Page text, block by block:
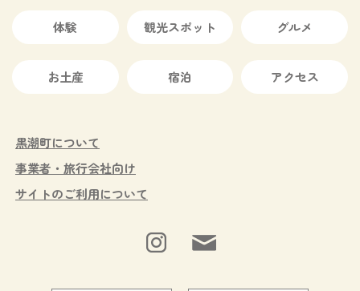
体験 観光スポット グルメ
お土産 宿泊 アクセス
黒潮町について
事業者・旅行会社向け
サイトのご利用について